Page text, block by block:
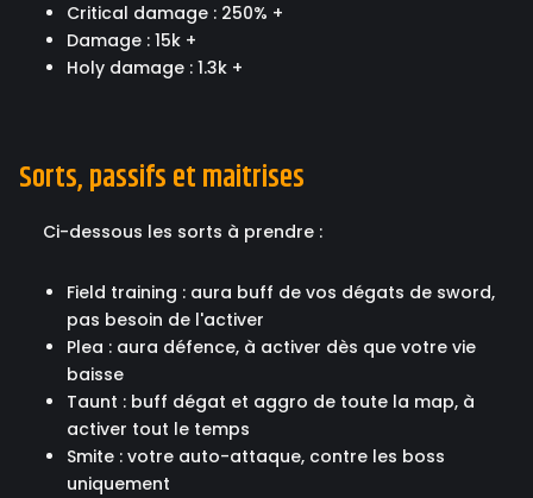
Critical damage : 250% +
Damage : 15k +
Holy damage : 1.3k +
Sorts, passifs et maitrises
Ci-dessous les sorts à prendre :
Field training : aura buff de vos dégats de sword,
pas besoin de l'activer
Plea : aura défence, à activer dès que votre vie
baisse
Taunt : buff dégat et aggro de toute la map, à
activer tout le temps
Smite : votre auto-attaque, contre les boss
uniquement